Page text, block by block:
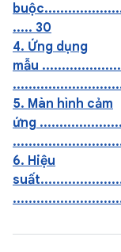
..... 30
4. Ứng dụng
mẫu
5. Màn hình cảm
ứng
6. Hiệu